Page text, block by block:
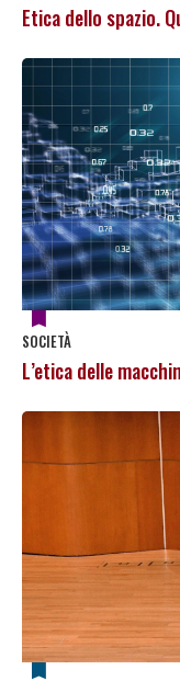
Etica dello spazio.
SOCIETÀ
L’etica delle